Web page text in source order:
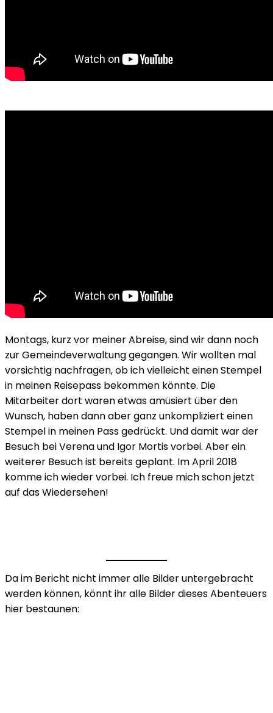
Montags, kurz vor meiner Abreise, sind wir dann noch
zur Gemeindeverwaltung gegangen. Wir wollten mal
vorsichtig nachfragen, ob ich vielleicht einen Stempel
in meinen Reisepass bekommen könnte. Die
Mitarbeiter dort waren etwas amüsiert über den
Wunsch, haben dann aber ganz unkompliziert einen
Stempel in meinen Pass gedrückt. Und damit war der
Besuch bei Verena und Igor Mortis vorbei. Aber ein
weiterer Besuch ist bereits geplant. Im April 2018
komme ich wieder vorbei. Ich freue mich schon jetzt
auf das Wiedersehen!
Da im Bericht nicht immer alle Bilder untergebracht
werden können, könnt ihr alle Bilder dieses Abenteuers
hier bestaunen: